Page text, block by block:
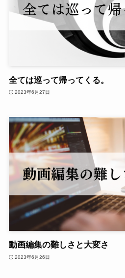
全ては巡って帰ってくる。
2023年6月27日
動画編集の難しさと大変さ
2023年6月26日